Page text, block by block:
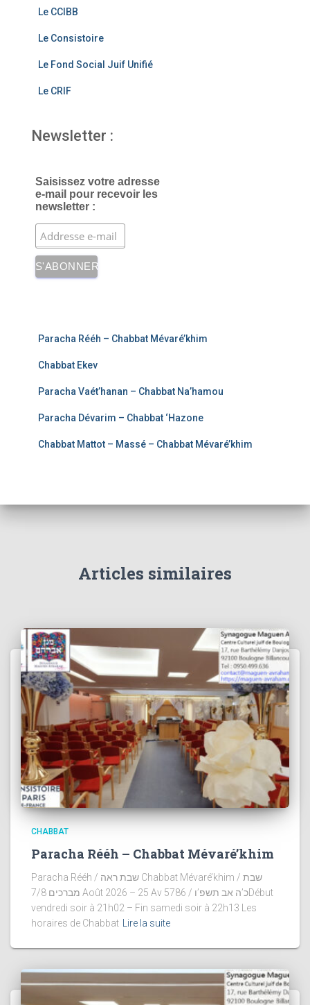
k
Le CCIBB
Le Consistoire
Le Fond Social Juif Unifié
Le CRIF
Newsletter :
Saisissez votre adresse
e-mail pour recevoir les
newsletter :
Paracha Rééh – Chabbat Mévaré’khim
Chabbat Ekev
Paracha Vaét’hanan – Chabbat Na’hamou
Paracha Dévarim – Chabbat ‘Hazone
Chabbat Mattot – Massé – Chabbat Mévaré’khim
Articles similaires
CHABBAT
Paracha Rééh – Chabbat Mévaré’khim
Paracha Rééh / שבת ראה Chabbat Mévaré’khim / שבת
מברכים 7/8 Août 2026 – 25 Av 5786 / כ’ה אב תשפ’וDébut
vendredi soir à 21h02 – Fin samedi soir à 22h13 Les
horaires de Chabbat Lire la suite